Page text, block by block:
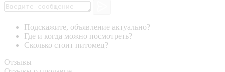
Подскажите, объявление актуально?
Где и когда можно посмотреть?
Сколько стоит питомец?
Отзывы